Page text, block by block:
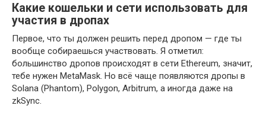
Какие кошельки и сети использовать для
участия в дропах
Первое, что ты должен решить перед дропом — где ты
вообще собираешься участвовать. Я отметил:
большинство дропов происходят в сети Ethereum, значит,
тебе нужен MetaMask. Но всё чаще появляются дропы в
Solana (Phantom), Polygon, Arbitrum, а иногда даже на
zkSync.